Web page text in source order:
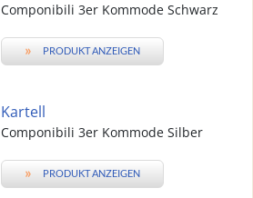
Componibili 3er Kommode Schwarz
» PRODUKT ANZEIGEN
Kartell
Componibili 3er Kommode Silber
» PRODUKT ANZEIGEN